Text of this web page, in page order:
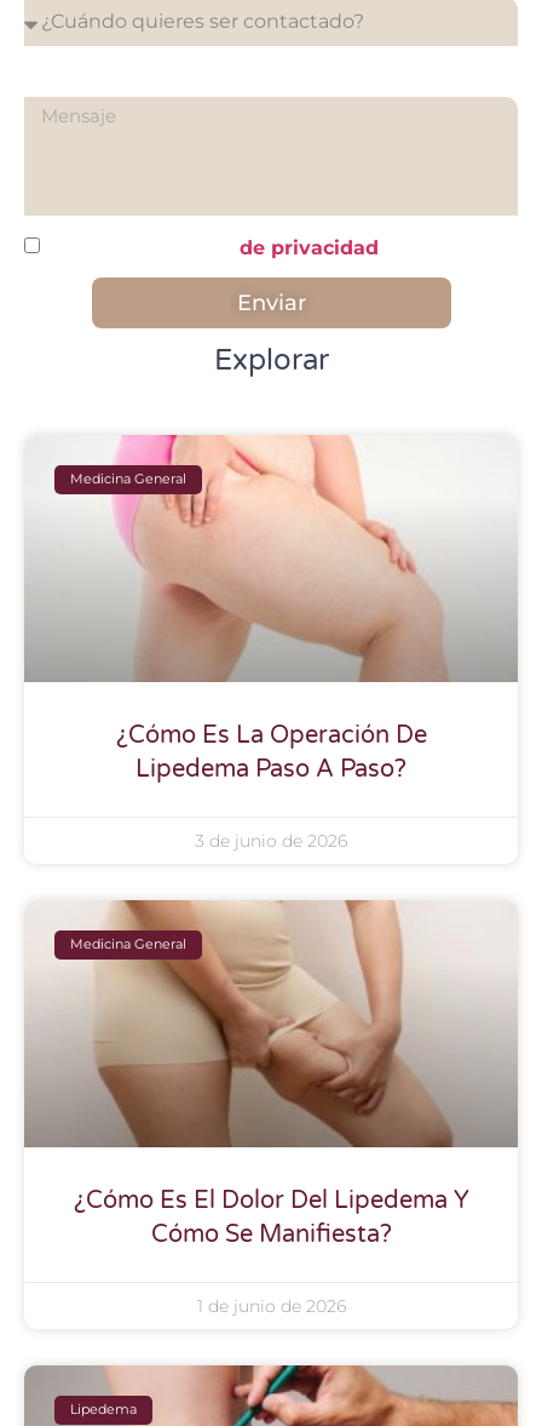
de privacidad
Enviar
Explorar
Medicina General
¿Cómo Es La Operación De
Lipedema Paso A Paso?
3 de junio de 2026
Medicina General
¿Cómo Es El Dolor Del Lipedema Y
Cómo Se Manifiesta?
1 de junio de 2026
Lipedema